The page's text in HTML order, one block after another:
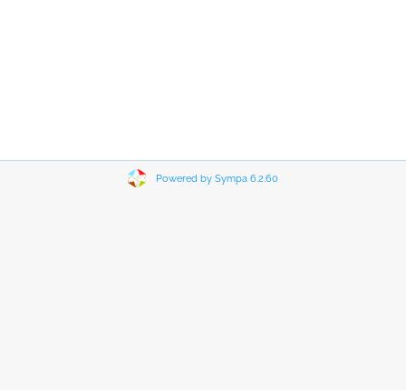
Powered by Sympa 6.2.60